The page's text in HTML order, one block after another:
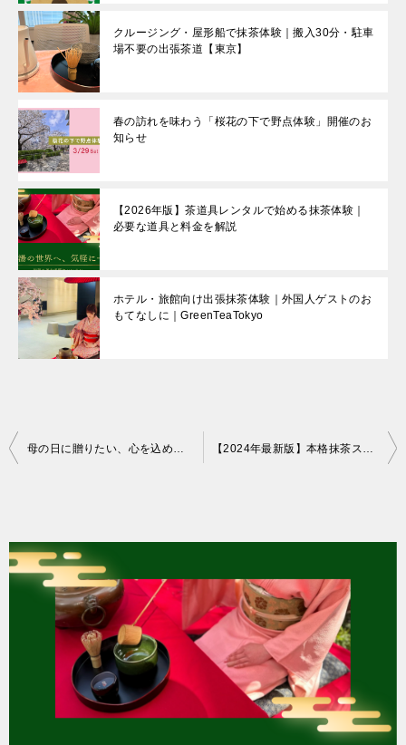
クルージング・屋形船で抹茶体験｜搬入30分・駐車
場不要の出張茶道【東京】
春の訪れを味わう「桜花の下で野点体験」開催のお
知らせ
【2026年版】茶道具レンタルで始める抹茶体験｜
必要な道具と料金を解説
ホテル・旅館向け出張抹茶体験｜外国人ゲストのお
もてなしに｜GreenTeaTokyo
投
ゲ
母の日に贈りたい、心を込めた和のギフト～茶道で伝える感謝の想い～ 【2024年最新版】本格抹茶スイーツを味わう！東京の厳選抹茶カフェ7選